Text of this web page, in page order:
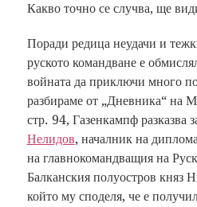
Какво точно се случва, ще
Поради редица неудачи и
руското командване е
войната да приключи много
разбираме от „Дневника“ на
стр. 94, Газенкампф разказва
Нелидов, началник на
на главнокомандващия на
Балканския полуостров княз
който му споделя, че е